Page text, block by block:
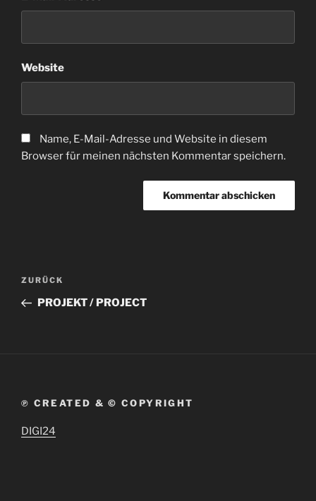
Website
Name, E-Mail-Adresse und Website in diesem
Browser für meinen nächsten Kommentar speichern.
Beitragsnavigation
Vorheriger
Beitrag
ZURÜCK
PROJEKT / PROJECT
℗ CREATED & © COPYRIGHT
DIGI24